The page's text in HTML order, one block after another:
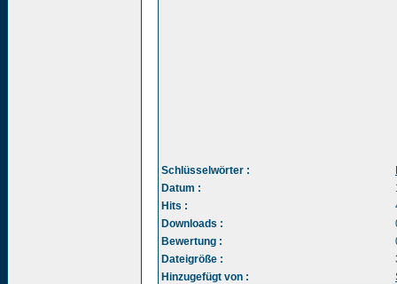
Schlüsselwörter :
Datum :
Hits :
Downloads :
Bewertung :
Dateigröße :
Hinzugefügt von :